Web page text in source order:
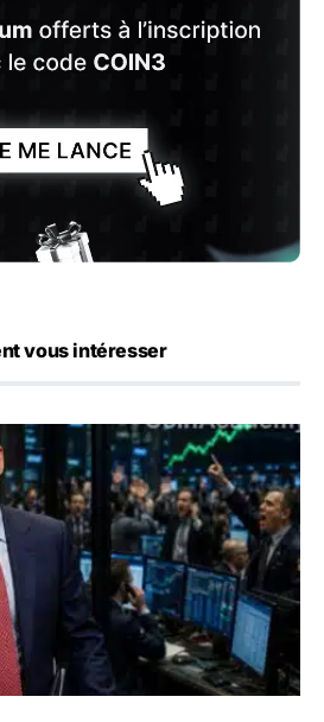
vous intéresser
000 postes détruits en juillet, les